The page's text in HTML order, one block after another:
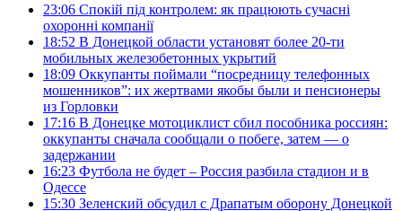
23:06 Спокій під контролем: як працюють сучасні
охоронні компанії
18:52 В Донецкой области установят более 20-ти
мобильных железобетонных укрытий
18:09 Оккупанты поймали “посредницу телефонных
мошенников”: их жертвами якобы были и пенсионеры
из Горловки
17:16 В Донецке мотоциклист сбил пособника россиян:
оккупанты сначала сообщали о побеге, затем — о
задержании
16:23 Футбола не будет – Россия разбила стадион и в
Одессе
15:30 Зеленский обсудил с Драпатым оборону Донецкой